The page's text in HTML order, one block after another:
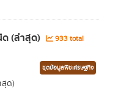
(ล่าสุด)
933 total
ชุดข้อมูลพืชเศรษฐกิจ
ด)